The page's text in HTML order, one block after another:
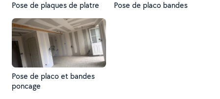
Pose de plaques de platre Pose de placo bandes
Pose de placo et bandes
poncage